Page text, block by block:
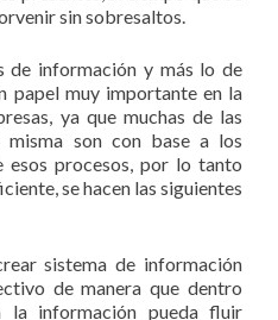
sin sobresaltos.
de información y más lo de
papel muy importante en la
ya que muchas de las
misma son con base a los
esos procesos, por lo tanto
se hacen las siguientes
sistema de información
de manera que dentro
la información pueda fluir